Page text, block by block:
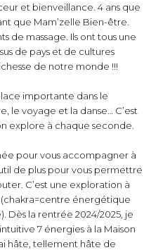
et bienveillance. 4 ans que
que Mam’zelle Bien-être.
de massage. Ils ont tous une
de pays et de cultures
de notre monde !!!
importante dans le
le voyage et la danse… C’est
explore à chaque seconde.
pour vous accompagner à
de plus pour vous permettre
C’est une exploration à
(chakra=centre énergétique
Dès la rentrée 2024/2025, je
7 énergies à la Maison
hâte, tellement hâte de